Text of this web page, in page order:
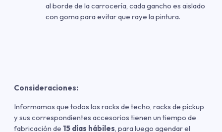
al borde de la carrocería, cada gancho es aislado
con goma para evitar que raye la pintura.
Consideraciones:
Informamos que todos los racks de techo, racks de pickup
y sus correspondientes accesorios tienen un tiempo de
fabricación de 15 días hábiles , para luego agendar el